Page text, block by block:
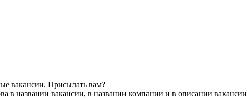
вакансии. Присылать вам?
в названии вакансии, в названии компании и в описании вакансии